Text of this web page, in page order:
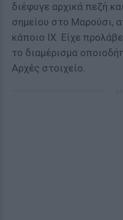
διέφυγε αρχικά πεζή
σημείου στο Μαρούσι,
κάποιο ΙΧ. Είχε
το διαμέρισμα
Αρχές στοιχείο.